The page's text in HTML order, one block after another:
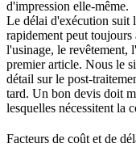
d'impression elle-même.
Le délai d'exécution suit
rapidement peut toujours
l'usinage, le
premier article. Nous le
détail sur le post-
tard. Un bon devis doit
lesquelles nécessitent la
Facteurs de coût et de